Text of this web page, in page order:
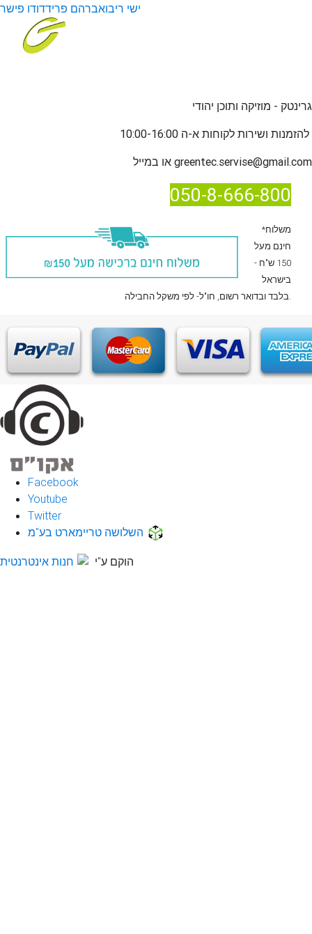
ישי ריבואברהם פרידדודו פישר
גרינטק - מוזיקה ותוכן יהודי
להזמנות ו
greentec.servise@gmail.com
050-8-666-800
*משלוח
חינם מעל
150 ש"ח -
בישראל
בלבדובדואר רשום , חו"ל- לפי משקל החבילה.
Facebook
Youtube
Twitter
השלושה טריימארט בע"מ
הוקם ע"י חנות אינטרנטית